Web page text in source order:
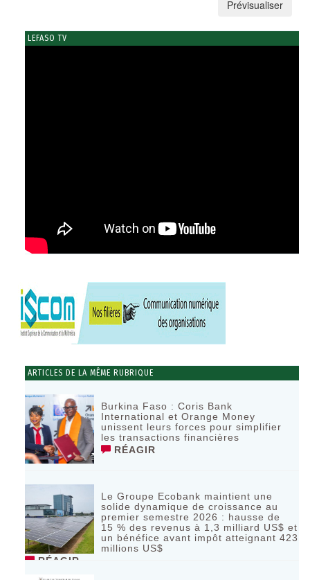
LEFASO TV
ARTICLES DE LA MÊME RUBRIQUE
Burkina Faso : Coris Bank
International et Orange Money
unissent leurs forces pour simplifier
les transactions financières
RÉAGIR
Le Groupe Ecobank maintient une
solide dynamique de croissance au
premier semestre 2026 : hausse de
15 % des revenus à 1,3 milliard US$ et
un bénéfice avant impôt atteignant 423
millions US$
RÉAGIR